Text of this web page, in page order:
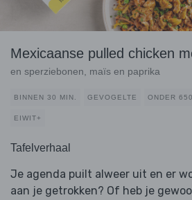
Mexicaanse pulled chicken
en sperziebonen, maïs en paprika
BINNEN 30 MIN. GEVOGELTE ONDER
EIWIT+
Tafelverhaal
Je agenda puilt alweer uit en er
aan je getrokken? Of heb je